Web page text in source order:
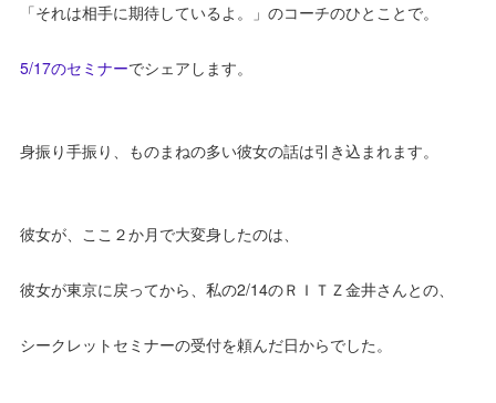
「それは相手に期待しているよ。」のコーチのひとことで。
5/17のセミナーでシェアします。
身振り手振り、ものまねの多い彼女の話は引き込まれます。
彼女が、ここ２か月で大変身したのは、
彼女が東京に戻ってから、私の2/14のＲＩＴＺ金井さんとの、
シークレットセミナーの受付を頼んだ日からでした。